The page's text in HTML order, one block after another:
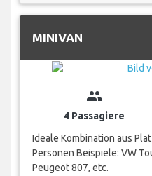
MINIVAN
group
4 Passagiere
Ideale Kombination aus
Personen Beispiele: VW
Peugeot 807, etc.